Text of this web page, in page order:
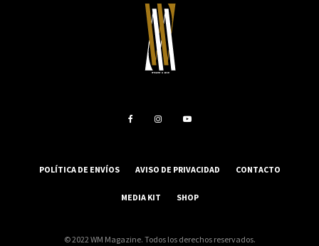
POLÍTICA DE ENVÍOS AVISO DE PRIVACIDAD CONTACTO
MEDIA KIT SHOP
© 2022 WM Magazine. Todos los derechos reservados.